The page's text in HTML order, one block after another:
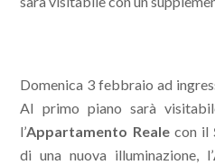
Domenica 3 febbraio ad
Al primo piano sarà
l’Appartamento Realecon il
di una nuova illuminazione, l’